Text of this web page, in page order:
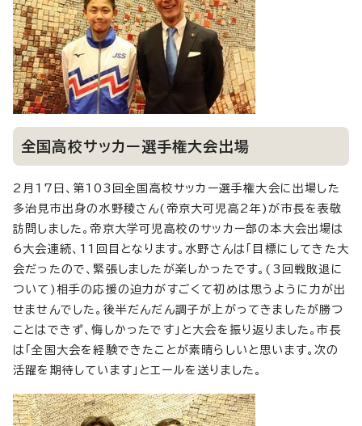
全国高校サッカー選手権大会出場
2月17日、第103回全国高校サッカー選手権大会に出場した
多治見市出身の水野稜さん(帝京大可児高2年)が市長を表敬
訪問しました。帝京大学可児高校のサッカー部の本大会出場は
6大会連続、11回目となります。水野さんは「目標にしてきた大
会だったので、緊張しましたが楽しかったです。(3回戦敗退に
ついて)相手の応援の迫力がすごくて初めは思うように力が出
せませんでした。後半だんだん調子が上がってきましたが勝つ
ことはできず、悔しかったです」と大会を振り返りました。市長
は「全国大会を経験できたことが素晴らしいと思います。次の
活躍を期待しています」とエールを送りました。